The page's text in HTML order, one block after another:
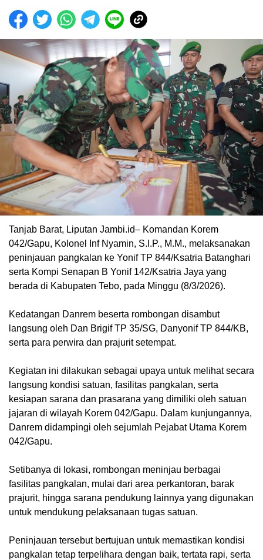
Tanjab Barat, Liputan Jambi.id– Komandan Korem
042/Gapu, Kolonel Inf Nyamin, S.I.P., M.M., melaksanakan
peninjauan pangkalan ke Yonif TP 844/Ksatria Batanghari
serta Kompi Senapan B Yonif 142/Ksatria Jaya yang
berada di Kabupaten Tebo, pada Minggu (8/3/2026).
Kedatangan Danrem beserta rombongan disambut
langsung oleh Dan Brigif TP 35/SG, Danyonif TP 844/KB,
serta para perwira dan prajurit setempat.
Kegiatan ini dilakukan sebagai upaya untuk melihat secara
langsung kondisi satuan, fasilitas pangkalan, serta
kesiapan sarana dan prasarana yang dimiliki oleh satuan
jajaran di wilayah Korem 042/Gapu. Dalam kunjungannya,
Danrem didampingi oleh sejumlah Pejabat Utama Korem
042/Gapu.
Setibanya di lokasi, rombongan meninjau berbagai
fasilitas pangkalan, mulai dari area perkantoran, barak
prajurit, hingga sarana pendukung lainnya yang digunakan
untuk mendukung pelaksanaan tugas satuan.
Peninjauan tersebut bertujuan untuk memastikan kondisi
pangkalan tetap terpelihara dengan baik, tertata rapi, serta